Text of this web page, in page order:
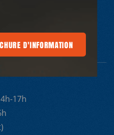
17h
DEMANDE MA BROCHURE
D'INFORMATION